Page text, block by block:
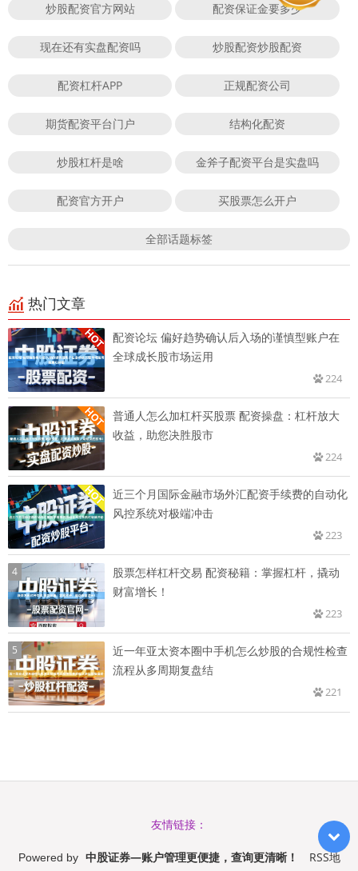
炒股配资官方网站 配资保证金要多少
现在还有实盘配资吗 炒股配资炒股配资
配资杠杆APP 正规配资公司
期货配资平台门户 结构化配资
炒股杠杆是啥 金斧子配资平台是实盘吗
配资官方开户 买股票怎么开户
全部话题标签
热门文章
配资论坛 偏好趋势确认后入场的谨慎型账户在
全球成长股市场运用
224
普通人怎么加杠杆买股票 配资操盘：杠杆放大
收益，助您决胜股市
224
近三个月国际金融市场外汇配资手续费的自动化
风控系统对极端冲击
223
4
股票怎样杠杆交易 配资秘籍：掌握杠杆，撬动
财富增长！
223
5
近一年亚太资本圈中手机怎么炒股的合规性检查
流程从多周期复盘结
221
友情链接：
Powered by 中股证券—账户管理更便捷，查询更清晰！
RSS地